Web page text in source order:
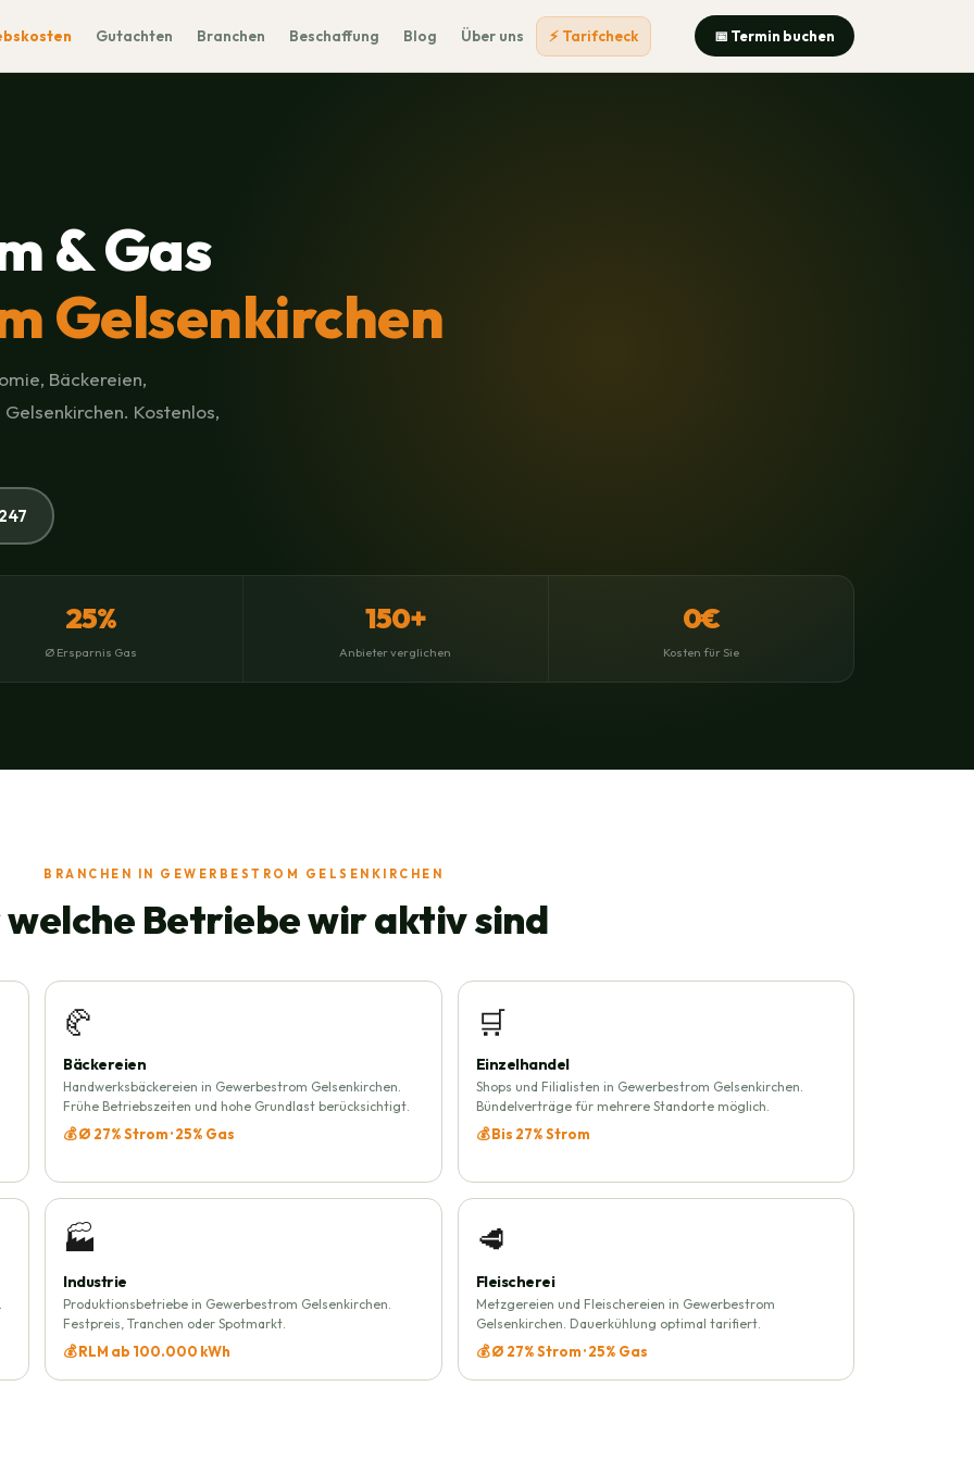
Gutachten Branchen Beschaffung Blog Über uns ⚡ Tarifcheck 📅 Termin buchen
& Gas
Gelsenkirchen
Bäckereien,
Kostenlos,
25%
Ø Ersparnis Gas
150+
Anbieter verglichen
0€
Kosten für Sie
BRANCHEN IN GEWERBESTROM GELSENKIRCHEN
welche Betriebe wir aktiv sind
🥐
Bäckereien
Handwerksbäckereien in Gewerbestrom Gelsenkirchen.
Frühe Betriebszeiten und hohe Grundlast berücksichtigt.
💰 Ø 27% Strom · 25% Gas
🛒
Einzelhandel
Shops und Filialisten in Gewerbestrom Gelsenkirchen.
Bündelverträge für mehrere Standorte möglich.
💰 Bis 27% Strom
🏭
Industrie
Produktionsbetriebe in Gewerbestrom Gelsenkirchen.
Festpreis, Tranchen oder Spotmarkt.
💰 RLM ab 100.000 kWh
🥩
Fleischerei
Metzgereien und Fleischereien in Gewerbestrom
Gelsenkirchen. Dauerkühlung optimal tarifiert.
💰 Ø 27% Strom · 25% Gas